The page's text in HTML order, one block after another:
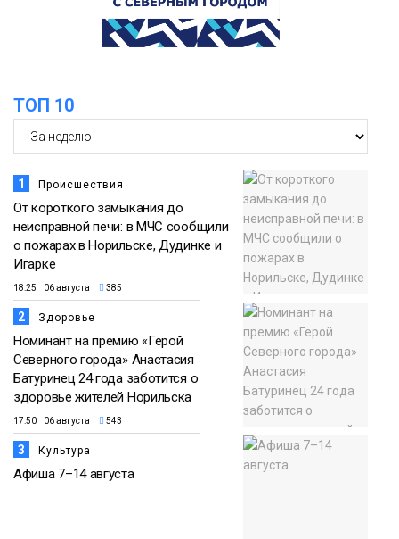
списке городов, откуда приехали
норильчане
ТОП 10
1 Происшествия
От короткого замыкания до
неисправной печи: в МЧС сообщили
о пожарах в Норильске, Дудинке и
Игарке
18:25 06 августа 385
2 Здоровье
Номинант на премию «Герой
Северного города» Анастасия
Батуринец 24 года заботится о
здоровье жителей Норильска
17:50 06 августа 543
3 Культура
Афиша 7–14 августа